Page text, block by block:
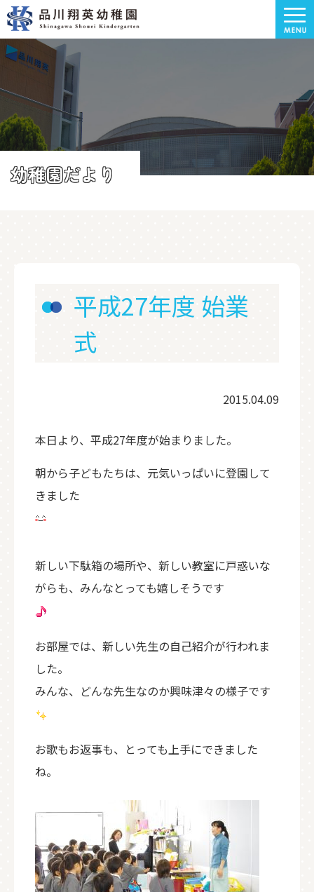
幼稚園だより
平成27年度 始業
式
2015.04.09
本日より、平成27年度が始まりました。
朝から子どもたちは、元気いっぱいに登園して
きました
新しい下駄箱の場所や、新しい教室に戸惑いな
がらも、みんなとっても嬉しそうです
お部屋では、新しい先生の自己紹介が行われま
した。
みんな、どんな先生なのか興味津々の様子です
お歌もお返事も、とっても上手にできました
ね。